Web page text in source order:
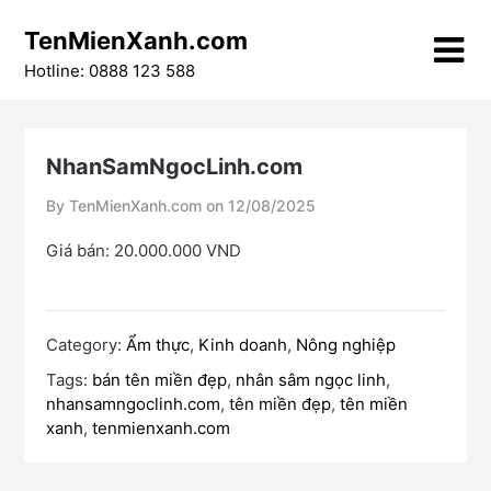
content
TenMienXanh.com
Hotline: 0888 123 588
NhanSamNgocLinh.com
By TenMienXanh.com on 12/08/2025
Giá bán: 20.000.000 VND
Category: Ẩm thực, Kinh doanh, Nông nghiệp
Tags: bán tên miền đẹp, nhân sâm ngọc linh,
nhansamngoclinh.com,tên miền đẹp,tên miền
xanh,tenmienxanh.com